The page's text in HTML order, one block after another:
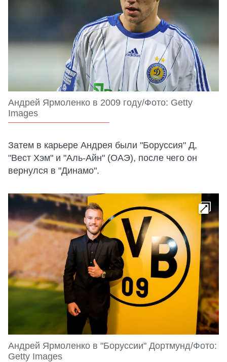
Андрей Ярмоленко в 2009 году/Фото: Getty
Images
Затем в карьере Андрея были "Боруссия" Д,
"Вест Хэм" и "Аль-Айн" (ОАЭ), после чего он
вернулся в "Динамо".
Андрей Ярмоленко в "Боруссии" Дортмунд/Фото:
Getty Images